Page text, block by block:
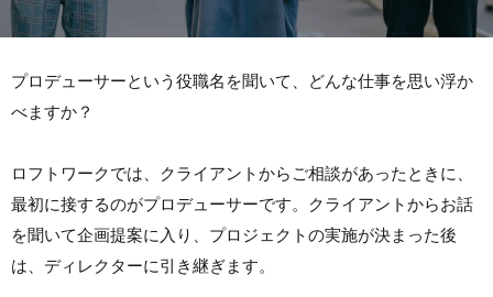
プロデューサーという役職名を聞いて、どんな仕事を思い浮か
べますか？
ロフトワークでは、クライアントからご相談があったときに、
最初に接するのがプロデューサーです。クライアントからお話
を聞いて企画提案に入り、プロジェクトの実施が決まった後
は、ディレクターに引き継ぎます。